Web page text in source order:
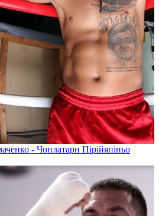
- Чонлатарн Пірійяпіньо